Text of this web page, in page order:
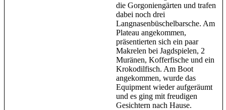
die Gorgoniengärten und trafen
dabei noch drei
Langnasenbüschelbarsche. Am
Plateau angekommen,
präsentierten sich ein paar
Makrelen bei Jagdspielen, 2
Muränen, Kofferfische und ein
Krokodilfisch. Am Boot
angekommen, wurde das
Equipment wieder aufgeräumt
und es ging mit freudigen
Gesichtern nach Hause.